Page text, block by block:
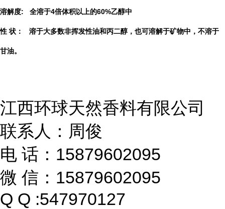
溶解度: 全溶于4倍体积以上的60%乙醇中
性 状： 溶于大多数非挥发性油和丙二醇，也可溶解于矿物中，不溶于
甘油。
江西环球天然香料有限公司
联系人：周俊
电 话：15879602095
微 信：15879602095
Q Q :547970127